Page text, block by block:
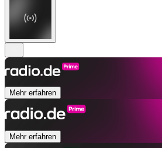
Mehr erfahren
Mehr erfahren